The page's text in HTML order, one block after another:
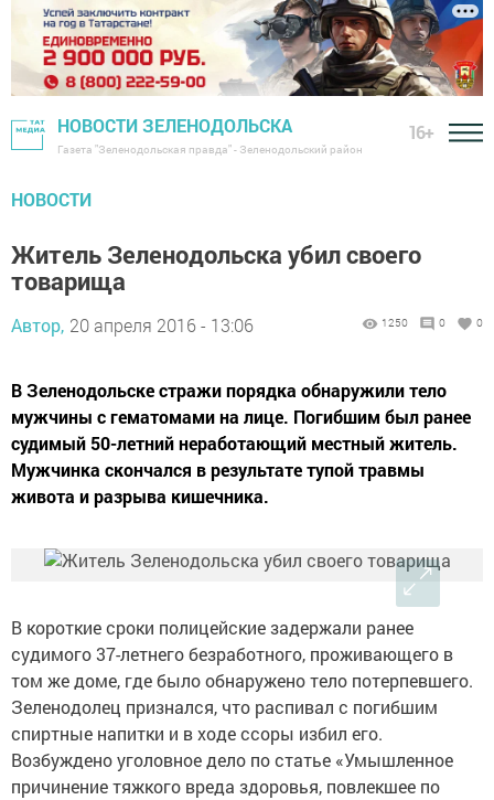
НОВОСТИ ЗЕЛЕНОДОЛЬСКА
Газета "Зеленодольская правда" - Зеленодольский район
16+
НОВОСТИ
Житель Зеленодольска убил своего
товарища
Автор, 20 апреля 2016 - 13:06 1250 0 0
В Зеленодольске стражи порядка обнаружили тело
мужчины с гематомами на лице. Погибшим был ранее
судимый 50-летний неработающий местный житель.
Мужчинка скончался в результате тупой травмы
живота и разрыва кишечника.
В короткие сроки полицейские задержали ранее
судимого 37-летнего безработного, проживающего в
том же доме, где было обнаружено тело потерпевшего.
Зеленодолец признался, что распивал с погибшим
спиртные напитки и в ходе ссоры избил его.
Возбуждено уголовное дело по статье «Умышленное
причинение тяжкого вреда здоровья, повлекшее по